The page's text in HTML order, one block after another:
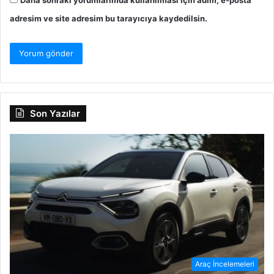
adresim ve site adresim bu tarayıcıya kaydedilsin.
Son Yazılar
Araç İncelemeleri